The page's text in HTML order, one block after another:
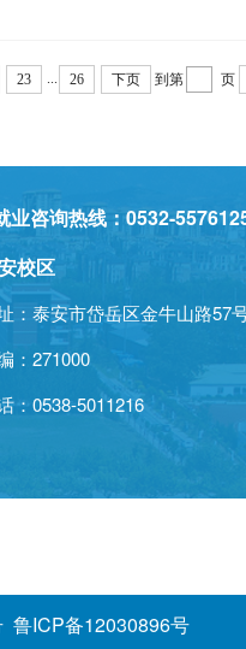
23 26 下页 到第 页
询热线：0532-
校区
：泰安市岱岳区金牛山路57
：271000
：0538-5011216
鲁ICP备12030896号